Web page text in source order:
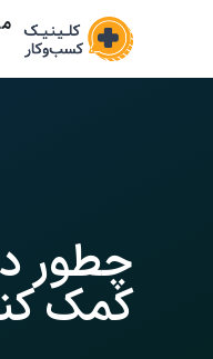
چطور
کمک